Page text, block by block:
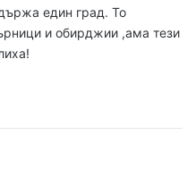
един град. То
и обирджии ,ама тези